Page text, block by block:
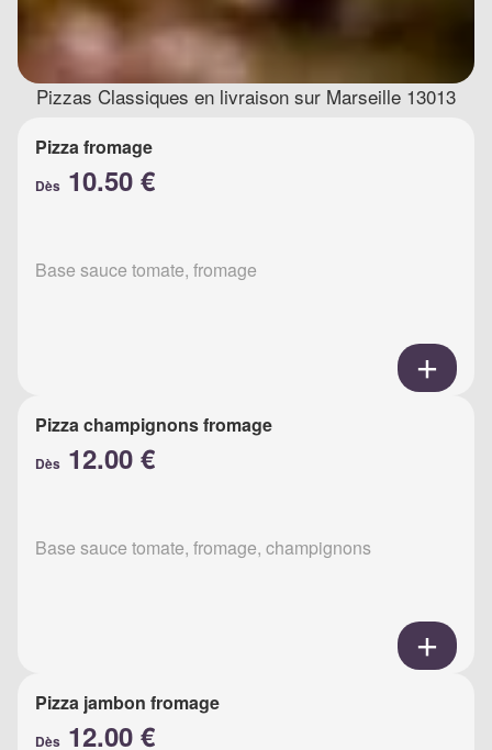
Pizzas Classiques en livraison sur Marseille 13013
Pizza fromage
Dès 10.50 €
Base sauce tomate, fromage
Pizza champignons fromage
Dès 12.00 €
Base sauce tomate, fromage, champignons
Pizza jambon fromage
Dès 12.00 €